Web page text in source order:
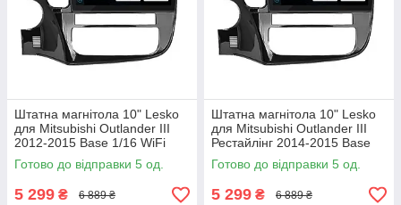
Штатна магнітола 10" Lesko
для Mitsubishi Outlander III
2012-2015 Base 1/16 WiFi
GPS Міцубісі 5 шт.
Готово до відправки 5 од.
5 299 ₴ 6 889 ₴
Штатна магнітола 10" Lesko
для Mitsubishi Outlander III
Рестайлінг 2014-2015 Base
1/16 WiFi GPS Міцубісі 5 шт.
Готово до відправки 5 од.
5 299 ₴ 6 889 ₴